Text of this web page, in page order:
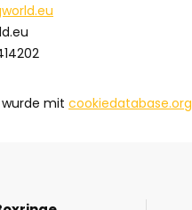
mit cookiedatabase.org